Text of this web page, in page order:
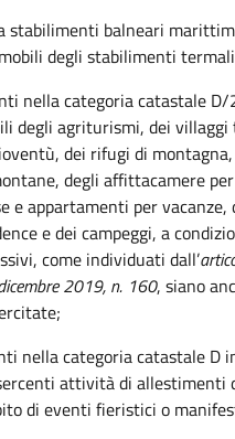
stabilimenti balneari
degli stabilimenti
nella categoria catastale
degli agriturismi, dei
dei rifugi di
degli affittacamere
e appartamenti per vacanze,
e dei campeggi, a
come individuati dall’
2019, n. 160, siano
nella categoria catastale D
attività di
di eventi fieristici o